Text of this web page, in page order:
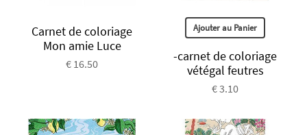
Carnet de coloriage
Mon amie Luce
€ 16.50
Ajouter au Panier
-carnet de coloriage
vétégal feutres
€ 3.10